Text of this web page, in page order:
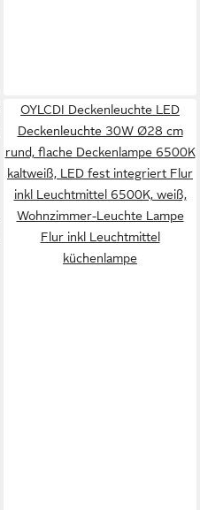
OYLCDI Deckenleuchte LED
Deckenleuchte 30W Ø28 cm
rund, flache Deckenlampe 6500K
kaltweiß, LED fest integriert Flur
inkl Leuchtmittel 6500K, weiß,
Wohnzimmer-Leuchte Lampe
Flur inkl Leuchtmittel
küchenlampe